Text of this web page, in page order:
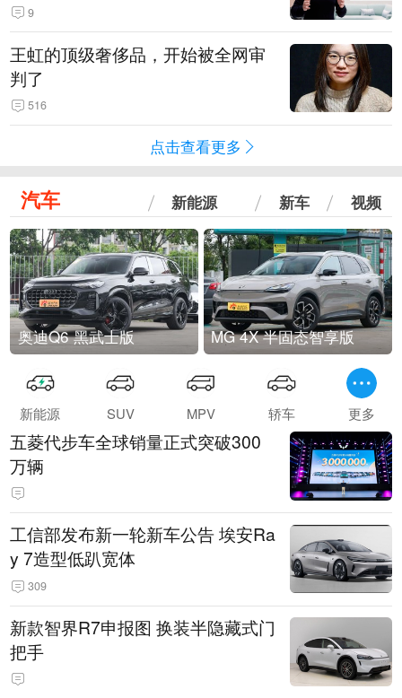
9
王虹的顶级奢侈品，开始被全网审
判了
516
点击查看更多
汽车 新能源 新车 视频
奥迪Q6 黑武士版 MG 4X 半固态智享版
新能源 SUV MPV 轿车 更多
五菱代步车全球销量正式突破300
万辆
工信部发布新一轮新车公告 埃安Ra
y 7造型低趴宽体
309
新款智界R7申报图 换装半隐藏式门
把手